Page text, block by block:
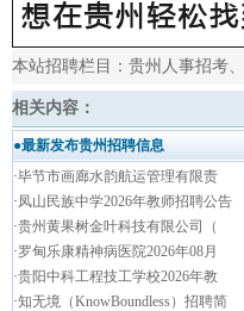
本站招聘栏目： 贵州人事招考、
相关内容：
●最新发布贵州招聘信息
·毕节市画廊水韵航运管理有限责
·凤山民族中学2026年教师招聘公告
·贵州黄果树金叶科技有限公司（
·罗甸乐康精神病医院2026年08月
·贵阳中科工程技工学校2026年教
·知无境（KnowBoundless）招聘简